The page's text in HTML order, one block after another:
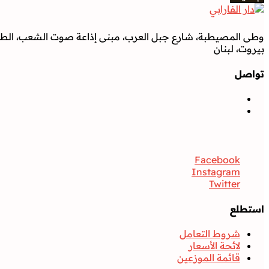
وطى المصيطبة، شارع جبل العرب، مبنى إذاعة صوت الشعب،
بيروت، لبنان
تواصل
Facebook
Instagram
Twitter
استطلع
شروط التعامل
لائحة الأسعار
قائمة الموزعين